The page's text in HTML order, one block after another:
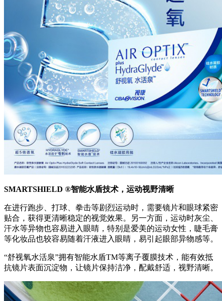
SMARTSHIELD ®智能水盾技术，运动视野清晰
在进行跑步、打球、拳击等剧烈运动时，需要镜片和眼球紧密
贴合，获得更清晰稳定的视觉效果。另一方面，运动时灰尘、
汗水等异物也容易进入眼睛，特别是爱美的运动女性，睫毛膏
等化妆品也较容易随着汗液进入眼睛，易引起眼部异物感等。
“舒视氧水活泉”拥有智能水盾TM等离子覆膜技术，能有效抵
抗镜片表面沉淀物，让镜片保持洁净，配戴舒适，视野清晰。